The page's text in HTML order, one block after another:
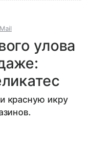
улова
красную икру